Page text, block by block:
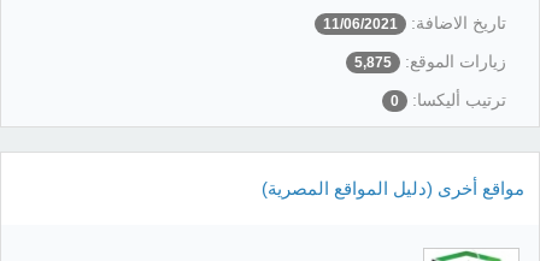
تاريخ الاضافة:
11/06/2021
زيارات الموقع: 5,875
ترتيب أليكسا: 0
مواقع أخرى (دليل المواقع المصرية)